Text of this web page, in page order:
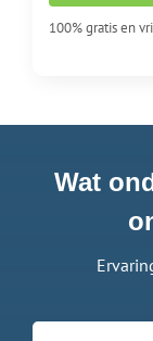
100% gratis en
Wat